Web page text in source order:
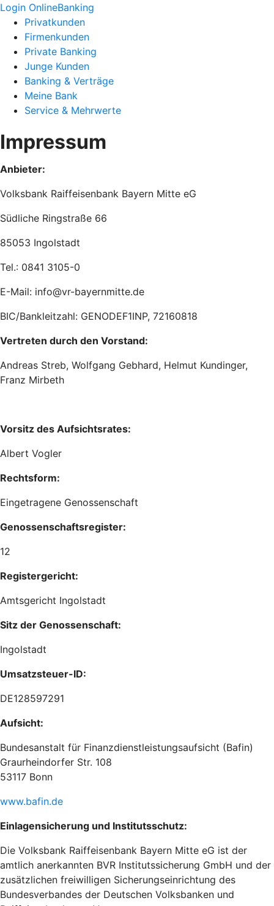
Login OnlineBanking
Privatkunden
Firmenkunden
Private Banking
Junge Kunden
Banking & Verträge
Meine Bank
Service & Mehrwerte
Impressum
Anbieter:
Volksbank Raiffeisenbank Bayern Mitte eG
Südliche Ringstraße 66
85053 Ingolstadt
Tel.: 0841 3105-0
E-Mail: info@vr-bayernmitte.de
BIC/Bankleitzahl: GENODEF1INP, 72160818
Vertreten durch den Vorstand:
Andreas Streb, Wolfgang Gebhard, Helmut Kundinger,
Franz Mirbeth
Vorsitz des Aufsichtsrates:
Albert Vogler
Rechtsform:
Eingetragene Genossenschaft
Genossenschaftsregister:
12
Registergericht:
Amtsgericht Ingolstadt
Sitz der Genossenschaft:
Ingolstadt
Umsatzsteuer-ID:
DE128597291
Aufsicht:
Bundesanstalt für Finanzdienstleistungsaufsicht (Bafin)
Graurheindorfer Str. 108
53117 Bonn
www.bafin.de
Einlagensicherung und Institutsschutz:
Die Volksbank Raiffeisenbank Bayern Mitte eG ist der
amtlich anerkannten BVR Institutssicherung GmbH und der
zusätzlichen freiwilligen Sicherungseinrichtung des
Bundesverbandes der Deutschen Volksbanken und